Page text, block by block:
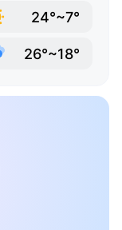
24°~7°
26°~18°